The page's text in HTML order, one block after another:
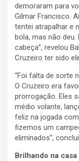
demoraram para
Gilmar Francisco.
tentei atrapalhar e
bola, mas não
cabeça”, revelou
Cruzeiro ter sido
“Foi falta de sorte
O Cruzeiro era
prorrogação. Eles
médio volante,
feliz na jogada
fizemos um
eliminados”,
Brilhando na